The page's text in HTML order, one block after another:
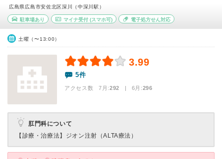
広島県広島市安佐北区深川（中深川駅）
駐車場あり マイナ受付(スマホ可) 電子処方せん対応
土曜（〜13:00）
3.99
5件
アクセス数 7月:292 | 6月:296
肛門科について
【診療・治療法】 ジオン注射（ALTA療法）